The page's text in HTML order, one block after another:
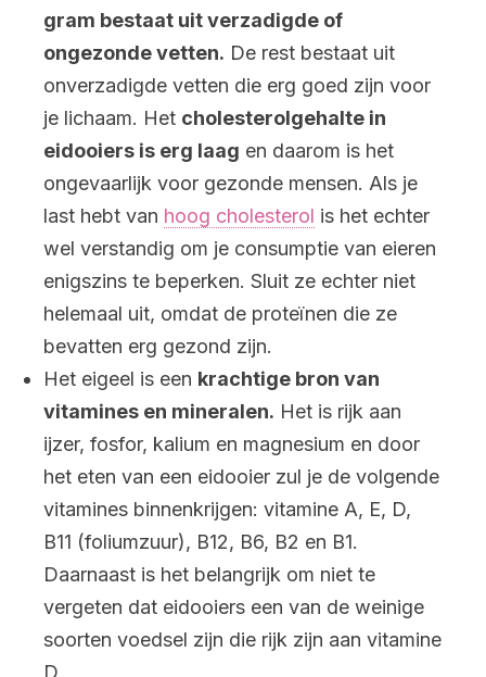
gram bestaat uit verzadigde of
ongezonde vetten. De rest bestaat uit
onverzadigde vetten die erg goed zijn voor
je lichaam. Het cholesterolgehalte in
eidooiers is erg laag en daarom is het
ongevaarlijk voor gezonde mensen. Als je
last hebt van hoog cholesterol is het echter
wel verstandig om je consumptie van eieren
enigszins te beperken. Sluit ze echter niet
helemaal uit, omdat de proteïnen die ze
bevatten erg gezond zijn.
Het eigeel is een krachtige bron van
vitamines en mineralen. Het is rijk aan
ijzer, fosfor, kalium en magnesium en door
het eten van een eidooier zul je de volgende
vitamines binnenkrijgen: vitamine A, E, D,
B11 (foliumzuur), B12, B6, B2 en B1.
Daarnaast is het belangrijk om niet te
vergeten dat eidooiers een van de weinige
soorten voedsel zijn die rijk zijn aan vitamine
D.